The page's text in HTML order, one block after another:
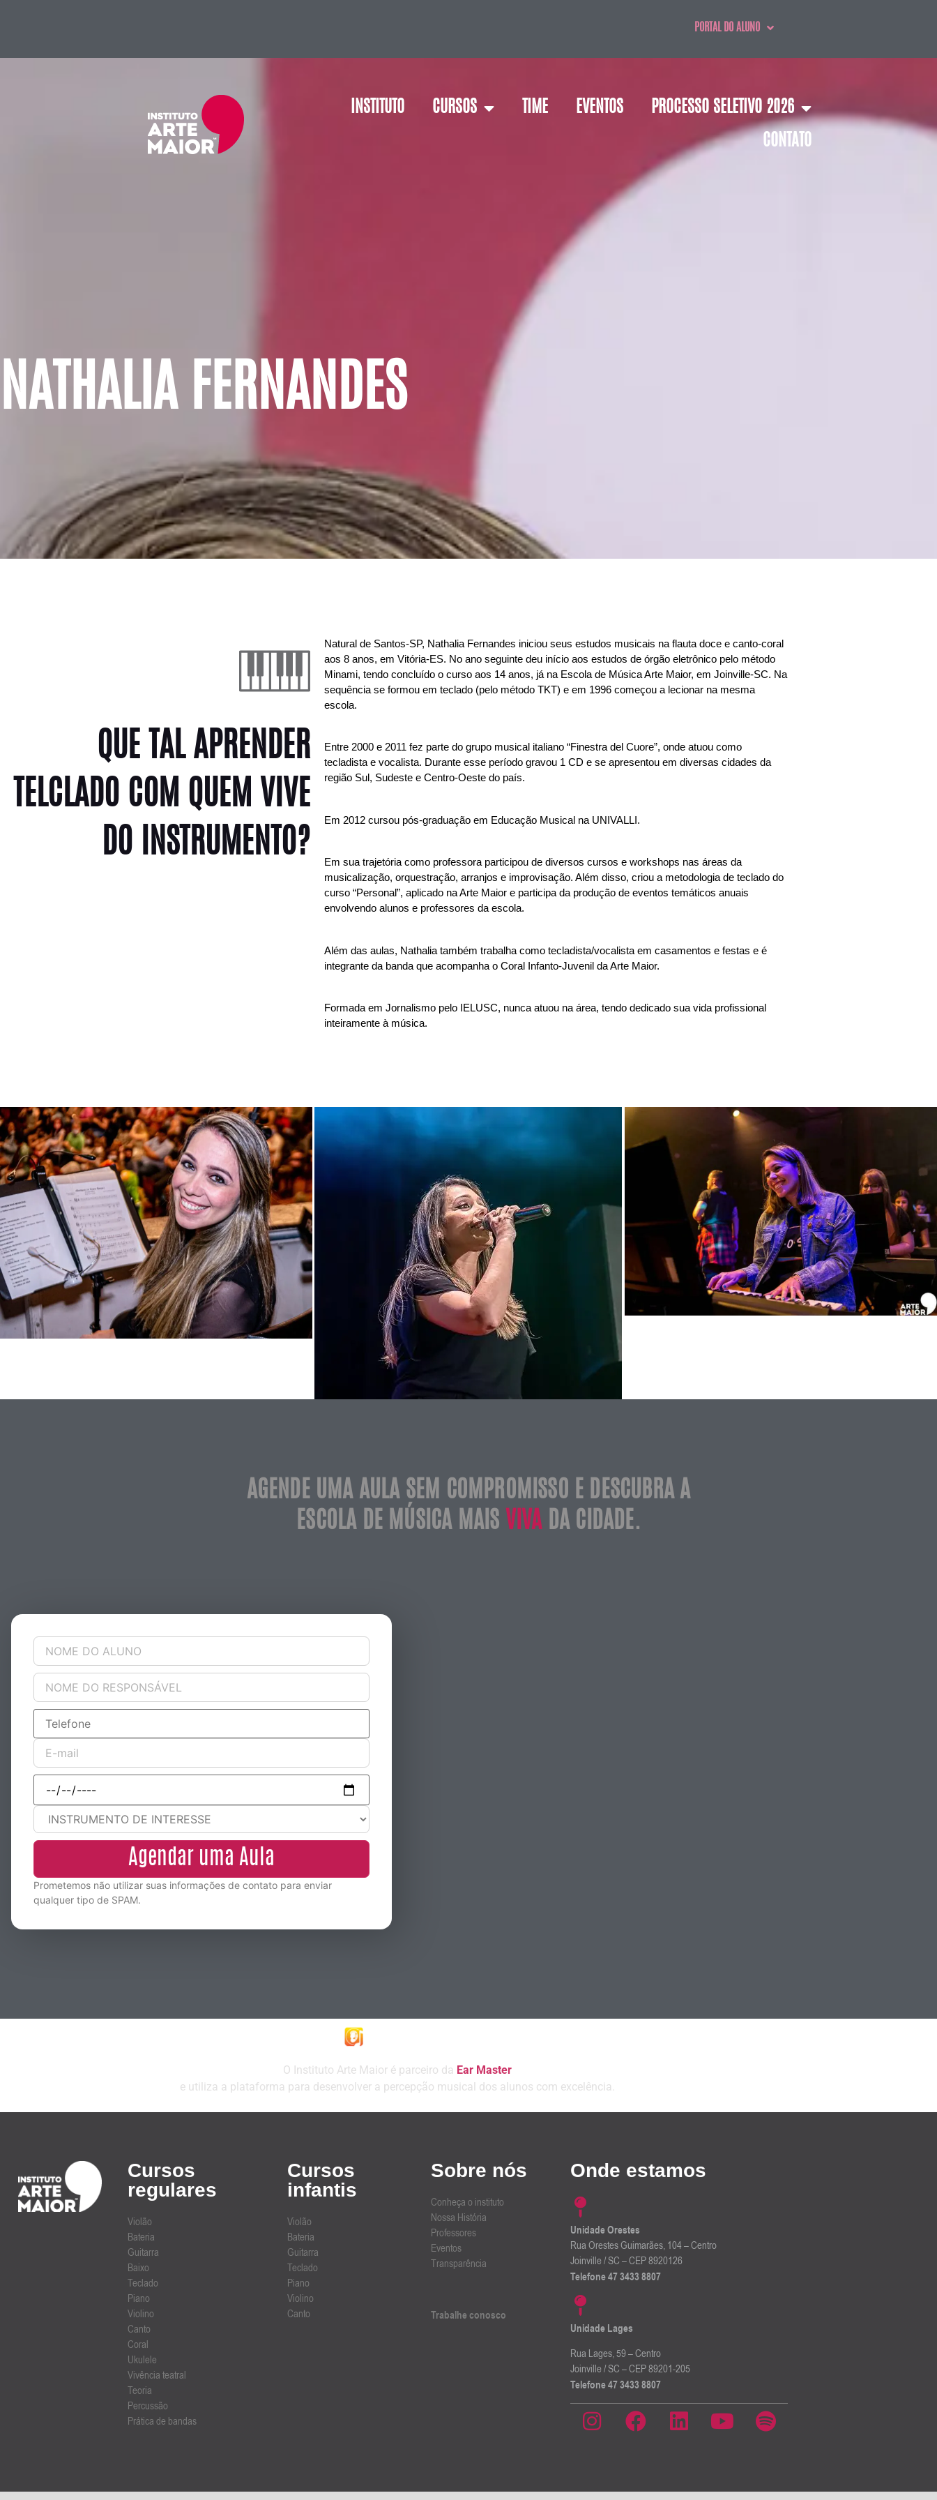
PORTAL DO ALUNO
INSTITUTO CURSOS TIME EVENTOS
PROCESSO SELETIVO 2026
CONTATO
NATHALIA FERNANDES
QUE TAL APRENDER
TELCLADO COM QUEM VIVE
DO INSTRUMENTO?
Natural de Santos-SP, Nathalia Fernandes iniciou seus estudos musicais na flauta doce e canto-coral
aos 8 anos, em Vitória-ES. No ano seguinte deu início aos estudos de órgão eletrônico pelo método
Minami, tendo concluído o curso aos 14 anos, já na Escola de Música Arte Maior, em Joinville-SC. Na
sequência se formou em teclado (pelo método TKT) e em 1996 começou a lecionar na mesma
escola.
Entre 2000 e 2011 fez parte do grupo musical italiano “Finestra del Cuore”, onde atuou como
tecladista e vocalista. Durante esse período gravou 1 CD e se apresentou em diversas cidades da
região Sul, Sudeste e Centro-Oeste do país.
Em 2012 cursou pós-graduação em Educação Musical na UNIVALLI.
Em sua trajetória como professora participou de diversos cursos e workshops nas áreas da
musicalização, orquestração, arranjos e improvisação. Além disso, criou a metodologia de teclado do
curso “Personal”, aplicado na Arte Maior e participa da produção de eventos temáticos anuais
envolvendo alunos e professores da escola.
Além das aulas, Nathalia também trabalha como tecladista/vocalista em casamentos e festas e é
integrante da banda que acompanha o Coral Infanto-Juvenil da Arte Maior.
Formada em Jornalismo pelo IELUSC, nunca atuou na área, tendo dedicado sua vida profissional
inteiramente à música.
AGENDE UMA AULA SEM COMPROMISSO E DESCUBRA A
ESCOLA DE MÚSICA MAIS VIVADA CIDADE.
Prometemos não utilizar suas informações de contato para enviar
qualquer tipo de SPAM.
O Instituto Arte Maior é parceiro da Ear Master
e utiliza a plataforma para desenvolver a percepção musical dos alunos com excelência.
Cursos
regulares
Violão
Bateria
Guitarra
Baixo
Teclado
Piano
Violino
Canto
Coral
Ukulele
Vivência teatral
Teoria
Percussão
Prática de bandas
Cursos
infantis
Violão
Bateria
Guitarra
Teclado
Piano
Violino
Canto
Sobre nós
Conheça o instituto
Nossa História
Professores
Eventos
Transparência
Trabalhe conosco
Onde estamos
Unidade Orestes
Rua Orestes Guimarães, 104 – Centro
Joinville / SC – CEP 8920126
Telefone 47 3433 8807
Unidade Lages
Rua Lages, 59 – Centro
Joinville / SC – CEP 89201-205
Telefone 47 3433 8807